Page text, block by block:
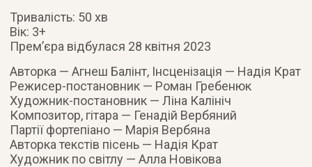
Тривалість: 50 хв
Вік: 3+
Прем’єра відбулася 28 квітня 2023
Авторка — Агнеш Балінт, Інсценізація — Надія Крат
Режисер-постановник — Роман Гребенюк
Художник-постановник — Ліна Калініч
Композитор, гітара — Генадій Вербяний
Партії фортепіано — Марія Вербяна
Авторка текстів пісень — Надія Крат
Художник по світлу — Алла Новікова